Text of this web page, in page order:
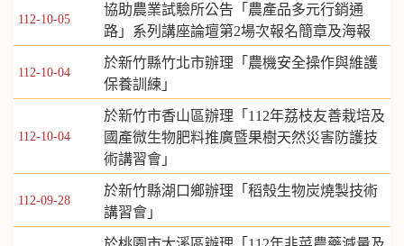
112-10-05
協助農業試驗所公告「農產品多元行銷通
路」系列講座論壇第2場次報名簡章及海報
112-10-04
於新竹縣竹北市辦理「農機安全操作與維護
保養訓練」
112-10-04
於新竹市香山區辦理「112年荔枝友善栽培及
國產微生物肥料推廣暨果樹天然災害防護技
術講習會」
112-09-28
於新竹縣湖口鄉辦理「稻殼生物炭燒製技術
講習會」